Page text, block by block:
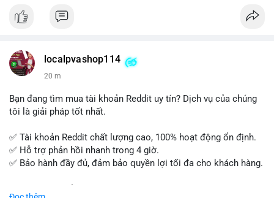
Đăng ký ngay hôm nay để nâng cao năng lực và mở rộng cơ
localpvashop114
20 m
Bạn đang tìm mua tài khoản Reddit uy tín? Dịch vụ của chúng
tôi là giải pháp tốt nhất.
✅ Tài khoản Reddit chất lượng cao, 100% hoạt động ổn định.
✅ Hỗ trợ phản hồi nhanh trong 4 giờ.
✅ Bảo hành đầy đủ, đảm bảo quyền lợi tối đa cho khách hàng.